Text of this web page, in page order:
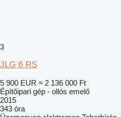
3
JLG 6 RS
5 900 EUR ≈ 2 136 000 Ft
Építőipari gép - ollós emelő
2015
343 óra